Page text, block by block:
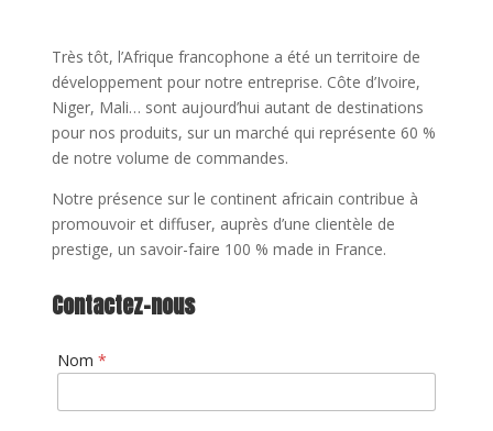
Très tôt, l’Afrique francophone a été un territoire de
développement pour notre entreprise. Côte d’Ivoire,
Niger, Mali… sont aujourd’hui autant de destinations
pour nos produits, sur un marché qui représente 60 %
de notre volume de commandes.
Notre présence sur le continent africain contribue à
promouvoir et diffuser, auprès d’une clientèle de
prestige, un savoir-faire 100 % made in France.
Contactez-nous
Nom *